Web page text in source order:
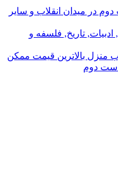
در میدان انقلاب و سایر
تاریخ, فلسفه و
منزل بالاترین قیمت ممکن
دست دوم